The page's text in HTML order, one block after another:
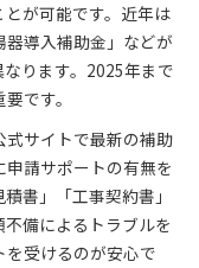
が可能です。近年は
器導入補助金」などが
ります。2025年まで
です。
サイトで最新の補助
請サポートの有無を
書」「工事契約書」
不備によるトラブルを
受けるのが安心で